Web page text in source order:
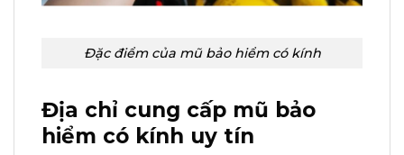
Đặc điểm của mũ bảo hiểm có kính
Địa chỉ cung cấp mũ bảo
hiểm có kính uy tín